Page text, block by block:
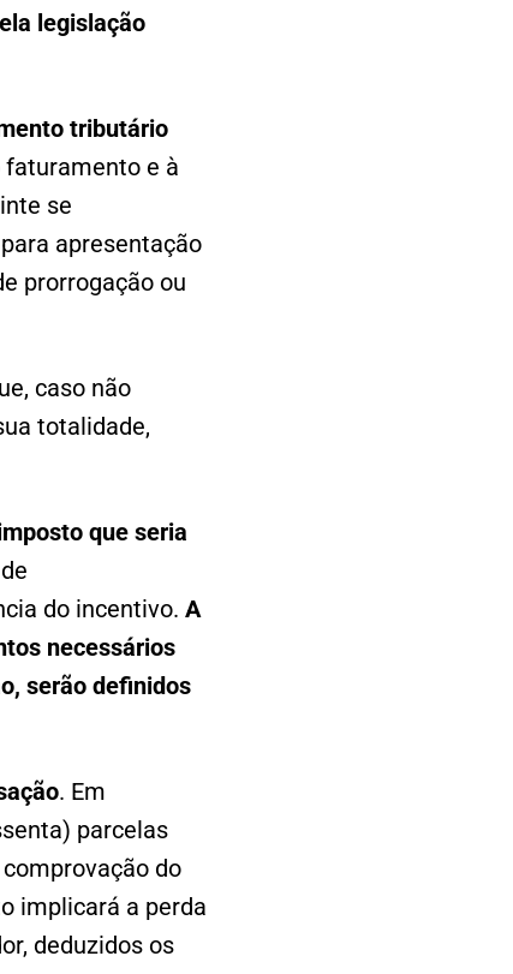
legislação
tributário
faturamento e à
se
apresentação
prorrogação ou
caso não
totalidade,
que seria
do incentivo. A
necessários
serão definidos
. Em
parcelas
do
implicará a perda
deduzidos os